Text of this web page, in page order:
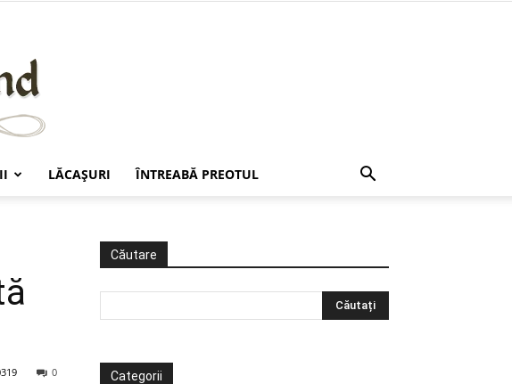
LĂCAŞURI ÎNTREABĂ PREOTUL
0
Căutare
Categorii